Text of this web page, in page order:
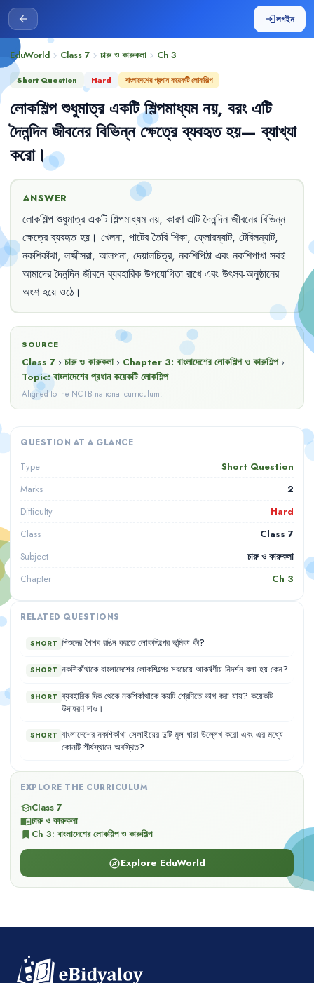
arrow_back loginলগইন
EduWorld chevron_right Class 7 chevron_right চারু ও কারুকলা chevron_right Ch 3
Short Question Hard বাংলাদেশের প্রধান কয়েকটি লোকশিল্প
লোকশিল্প শুধুমাত্র একটি শিল্পমাধ্যম নয়, বরং এটি
দৈনন্দিন জীবনের বিভিন্ন ক্ষেত্রে ব্যবহৃত হয়— ব্যাখ্যা
করো।
ANSWER
লোকশিল্প শুধুমাত্র একটি শিল্পমাধ্যম নয়, কারণ এটি দৈনন্দিন জীবনের বিভিন্ন
ক্ষেত্রে ব্যবহৃত হয়। খেলনা, পাটের তৈরি শিকা, ফ্লোরম্যাট, টেবিলম্যাট,
নকশিকাঁথা, লক্ষ্মীসরা, আলপনা, দেয়ালচিত্র, নকশিপিঠা এবং নকশিপাখা সবই
আমাদের দৈনন্দিন জীবনে ব্যবহারিক উপযোগিতা রাখে এবং উৎসব-অনুষ্ঠানের
অংশ হয়ে ওঠে।
SOURCE
Class 7 › চারু ও কারুকলা › Chapter 3: বাংলাদেশের লোকশিল্প ও কারুশিল্প ›
Topic:বাংলাদেশের প্রধান কয়েকটি লোকশিল্প
Aligned to the NCTB national curriculum.
QUESTION AT A GLANCE
Type Short Question
Marks 2
Difficulty Hard
Class Class 7
Subject চারু ও কারুকলা
Chapter Ch 3
RELATED QUESTIONS
SHORT শিশুদের শৈশব রঙিন করতে লোকশিল্পের ভূমিকা কী?
SHORT নকশিকাঁথাকে বাংলাদেশের লোকশিল্পের সবচেয়ে আকর্ষণীয় নিদর্শন বলা হয় কেন?
SHORT ব্যবহারিক দিক থেকে নকশিকাঁথাকে কয়টি শ্রেণিতে ভাগ করা যায়? কয়েকটি
উদাহরণ দাও ।
SHORT বাংলাদেশের নকশিকাঁথা সেলাইয়ের দুটি মূল ধারা উল্লেখ করো এবং এর মধ্যে
কোনটি শীর্ষস্থানে অবস্থিত?
EXPLORE THE CURRICULUM
schoolClass 7
menu_bookচারু ও কারুকলা
bookmark Ch 3: বাংলাদেশের লোকশিল্প ও কারুশিল্প
exploreExplore EduWorld